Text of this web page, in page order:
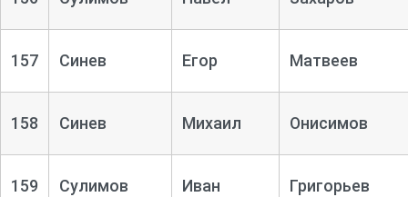
157 Синев Егор Матвеев
158 Синев Михаил Онисимов
159 Сулимов Иван Григорьев